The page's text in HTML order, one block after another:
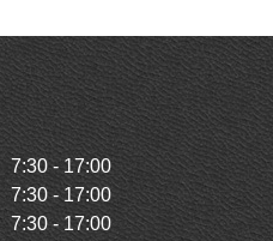
7:30 - 17:00
7:30 - 17:00
7:30 - 17:00